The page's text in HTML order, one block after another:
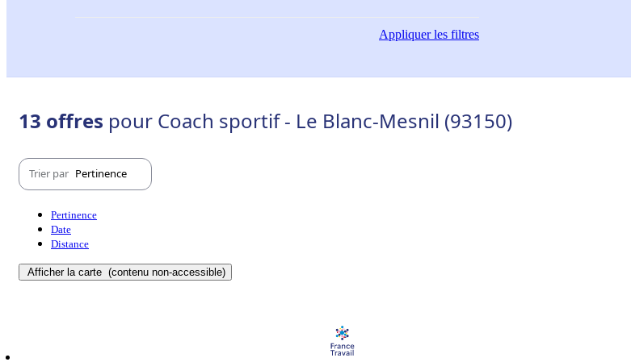
Appliquerles filtres
13 offres pour Coach sportif - Le Blanc-Mesnil (93150)
Trier par Pertinence
Pertinence
Date
Distance
Afficher la carte (contenu non-accessible)